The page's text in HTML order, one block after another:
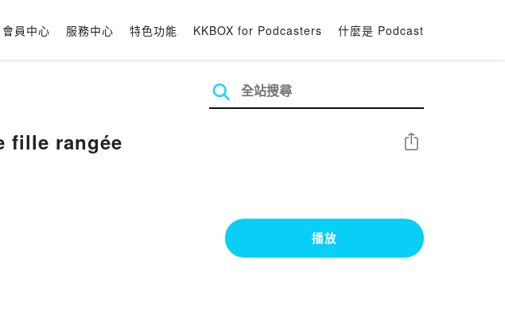
會員中心 服務中心 特色功能 KKBOX for Podcasters 什麼是 Podcast
fille rangée 分享
播放